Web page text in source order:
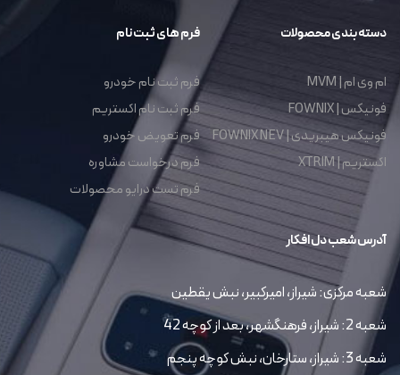
دسته بندی محصولات
ام وی ام | MVM
فونیکس | FOWNIX
فونیکس هیبریدی | FOWNIX NEV
اکستریم | XTRIM
فرم های ثبت نام
فرم ثبت نام خودرو
فرم ثبت نام اکستریم
فرم تعویض خودرو
فرم درخواست مشاوره
فرم تست درایو محصولات
آدرس شعب دل افکار
شعبه مرکزی: شیراز، امیرکبیر، نبش یقطین
شعبه 2: شیراز، فرهنگشهر، بعد از کوچه 42
شعبه 3: شیراز، ستارخان، نبش کوچه پنجم